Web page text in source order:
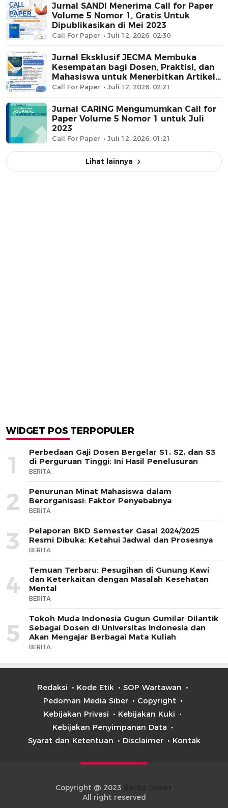
Jurnal SANDI Menerima Call for Paper
Volume 5 Nomor 1, Gratis Untuk
Dipublikasikan di Mei 2023
Call For Paper Juli 12, 2026, 02:30
Jurnal Eksklusif JECMA Membuka
Kesempatan bagi Dosen, Praktisi, dan
Mahasiswa untuk Menerbitkan Artikel
Penelitian Terbaik
Call For Paper Juli 12, 2026, 02:21
Jurnal CARING Mengumumkan Call for
Paper Volume 5 Nomor 1 untuk Juli
2023
Call For Paper Juli 12, 2026, 01:21
Lihat lainnya
WIDGET POS TERPOPULER
1
Perbedaan Gaji Dosen Bergelar S1, S2, dan S3
di Perguruan Tinggi: Ini Hasil Penelusuran
BERITA
2
Penurunan Minat Mahasiswa dalam
Berorganisasi: Faktor Penyebabnya
BERITA
3
Pelaporan BKD Semester Gasal 2024/2025
Resmi Dibuka: Ketahui Jadwal dan Prosesnya
BERITA
4
Temuan Terbaru: Pesugihan di Gunung Kawi
dan Keterkaitan dengan Masalah Kesehatan
Mental
BERITA
5
Tokoh Muda Indonesia Gugun Gumilar Dilantik
Sebagai Dosen di Universitas Indonesia dan
Akan Mengajar Berbagai Mata Kuliah
BERITA
Redaksi Kode Etik
SOP Wartawan
Pedoman Media Siber
Copyright
Kebijakan Privasi
Kebijakan Kuki
Kebijakan Penyimpanan Data
Syarat dan Ketentuan
Disclaimer Kontak
Copyright @ 2023
.
All right reserved